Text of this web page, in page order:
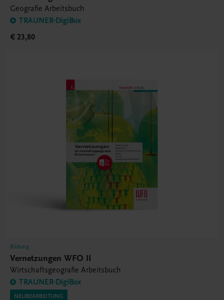
Geografie Arbeitsbuch
TRAUNER-DigiBox
€ 23,80
Bildung
Vernetzungen WFO II
Wirtschaftsgeografie Arbeitsbuch
TRAUNER-DigiBox
NEUBEARBEITUNG